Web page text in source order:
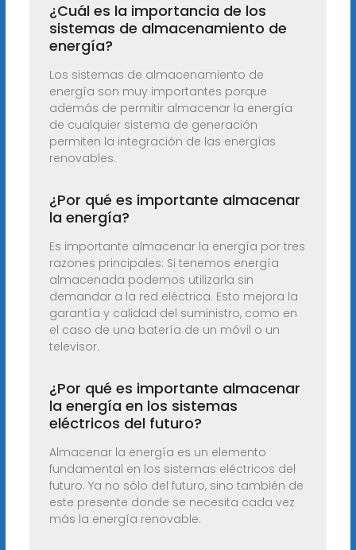
¿Cuál es la importancia de los
sistemas de almacenamiento de
energía?
Los sistemas de almacenamiento de
energía son muy importantes porque
además de permitir almacenar la energía
de cualquier sistema de generación
permiten la integración de las energías
renovables.
¿Por qué es importante almacenar
la energía?
Es importante almacenar la energía por tres
razones principales: Si tenemos energía
almacenada podemos utilizarla sin
demandar a la red eléctrica. Esto mejora la
garantía y calidad del suministro, como en
el caso de una batería de un móvil o un
televisor.
¿Por qué es importante almacenar
la energía en los sistemas
eléctricos del futuro?
Almacenar la energía es un elemento
fundamental en los sistemas eléctricos del
futuro. Ya no sólo del futuro, sino también de
este presente donde se necesita cada vez
más la energía renovable.